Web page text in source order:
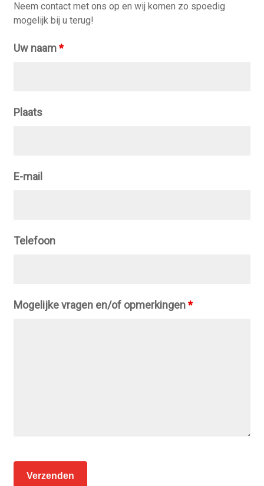
Neem contact met ons op en wij komen zo spoedig
mogelijk bij u terug!
Uw naam*
Plaats
E-mail
Telefoon
Mogelijke vragen en/of opmerkingen*